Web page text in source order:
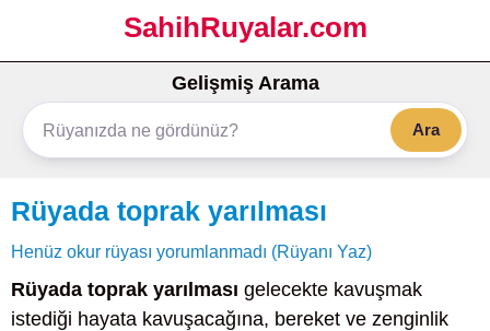
SahihRuyalar.com
Gelişmiş Arama
Ara
Rüyada toprak yarılması
Henüz okur rüyası yorumlanmadı (Rüyanı Yaz)
Rüyada toprak yarılması gelecekte kavuşmak
istediği hayata kavuşacağına, bereket ve zenginlik